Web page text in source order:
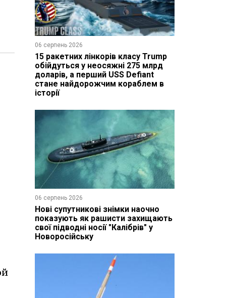
06 серпень 2026
15 ракетних лінкорів класу Trump
обійдуться у неосяжні 275 млрд
доларів, а перший USS Defiant
стане найдорожчим кораблем в
історії
06 серпень 2026
Нові супутникові знімки наочно
показують як рашисти захищають
свої підводні носії "Калібрів" у
Новоросійську